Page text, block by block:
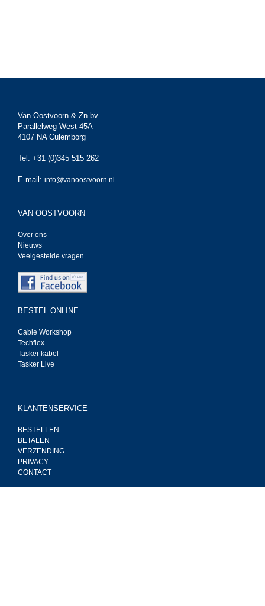
Van Oostvoorn & Zn bv
Parallelweg West 45A
4107 NA Culemborg
Tel. +31 (0)345 515 262
E-mail: info@vanoostvoorn.nl
VAN OOSTVOORN
Over ons
Nieuws
Veelgestelde vragen
BESTEL ONLINE
Cable Workshop
Techflex
Tasker kabel
Tasker Live
KLANTENSERVICE
BESTELLEN
BETALEN
VERZENDING
PRIVACY
CONTACT